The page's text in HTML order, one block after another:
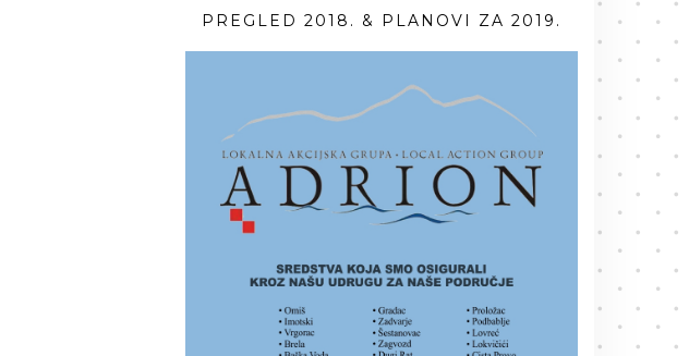
PREGLED 2018. & PLANOVI ZA 2019.